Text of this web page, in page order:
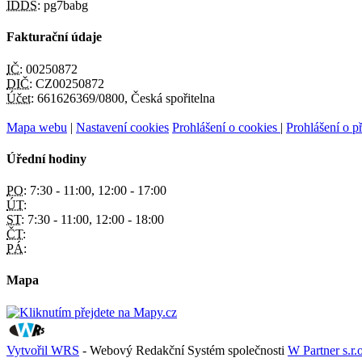
IDDS: pg7babg
Fakturační údaje
IČ: 00250872
DIČ: CZ00250872
Účet: 661626369/0800, Česká spořitelna
Mapa webu | Nastavení cookies Prohlášení o cookies | Prohlášení o
Úřední hodiny
PO: 7:30 - 11:00, 12:00 - 17:00
ÚT:
ST: 7:30 - 11:00, 12:00 - 18:00
ČT:
PÁ:
Mapa
Vytvořil WRS - Webový Redakční Systém společnosti W Partner